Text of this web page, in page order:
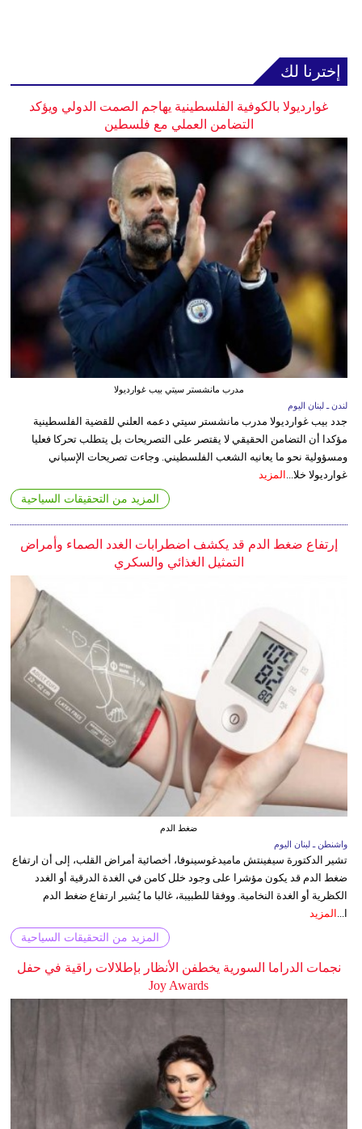
إخترنا لك
غوارديولا بالكوفية الفلسطينية يهاجم الصمت الدولي ويؤكد
التضامن العملي مع فلسطين
مدرب مانشستر سيتي بيب غوارديولا
لندن ـ لبنان اليوم
جدد بيب غوارديولا مدرب مانشستر سيتي دعمه العلني للقضية الفلسطينية
مؤكدا أن التضامن الحقيقي لا يقتصر على التصريحات بل يتطلب تحركا فعليا
ومسؤولية نحو ما يعانيه الشعب الفلسطيني. وجاءت تصريحات الإسباني
غوارديولا خلا... المزيد
المزيد من التحقيقات السياحية
إرتفاع ضغط الدم قد يكشف اضطرابات الغدد الصماء وأمراض
التمثيل الغذائي والسكري
ضغط الدم
واشنطن ـ لبنان اليوم
تشير الدكتورة سيفينتش ماميدغوسينوفا، أخصائية أمراض القلب، إلى أن ارتفاع
ضغط الدم قد يكون مؤشرا على وجود خلل كامن في الغدة الدرقية أو الغدد
الكظرية أو الغدة النخامية. ووفقا للطبيبة، غالبا ما يُشير ارتفاع ضغط الدم
ا... المزيد
المزيد من التحقيقات السياحية
نجمات الدراما السورية يخطفن الأنظار بإطلالات راقية في حفل
Joy Awards